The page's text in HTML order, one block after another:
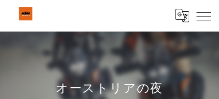
オーストリアの夜